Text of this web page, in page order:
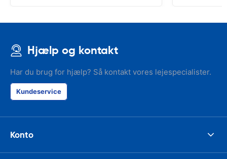
Hjælp og kontakt
Har du brug for hjælp? Så kontakt vores lejespecialister.
Kundeservice
Konto